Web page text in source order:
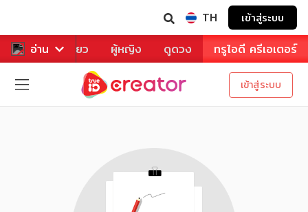
TH เข้าสู่ระบบ
อ่าน
หาร ท่องเที่ยว ผู้หญิง ดูดวง ทรูไอดี ครีเอเตอร์
เข้าสู่ระบบ